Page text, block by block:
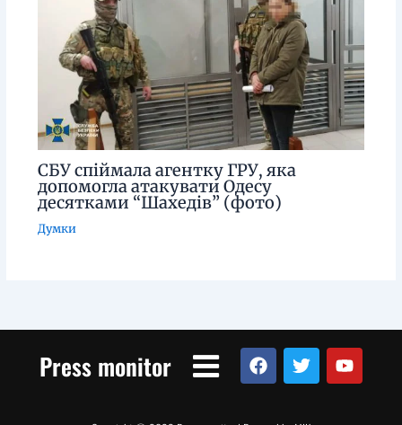
СБУ спіймала агентку ГРУ, яка
допомогла атакувати Одесу
десятками “Шахедів” (фото)
Думки
Press monitor Menu
F
a
c
T
w
i
Y
o
u